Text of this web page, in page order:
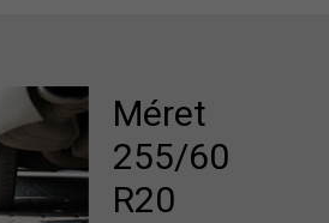
Méret
255/60
R20